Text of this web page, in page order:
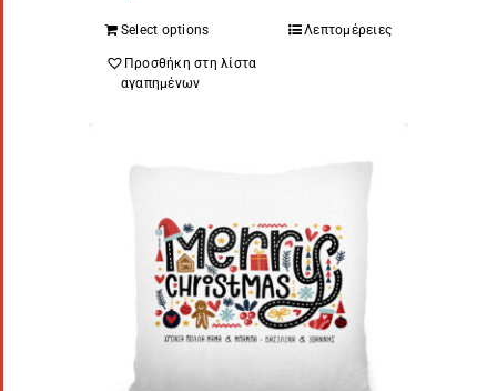
Select options Λεπτομέρειες
Προσθήκη στη λίστα
αγαπημένων